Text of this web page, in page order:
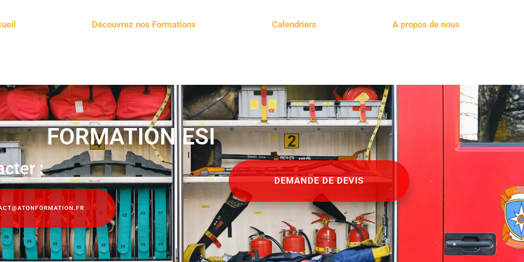
Découvrez nos Formations Calendriers A propos de nous
FORMATION ESI
:
DEMANDE DE DEVIS